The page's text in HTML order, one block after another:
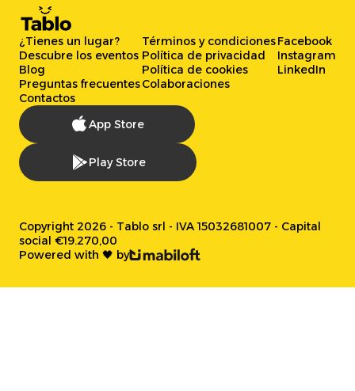
¿Tienes un lugar?
Descubre los eventos
Blog
Preguntas frecuentes
Contactos
Términos y condiciones
Política de privacidad
Política de cookies
Colaboraciones
Facebook
Instagram
LinkedIn
App Store
Play Store
Copyright 2026 - Tablo srl - IVA 15032681007 - Capital
social €19.270,00
Powered with 🖤 by